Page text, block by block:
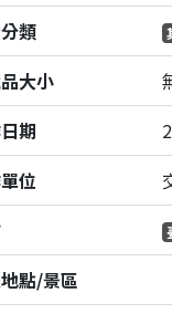
類
大小
期
位
點/景區